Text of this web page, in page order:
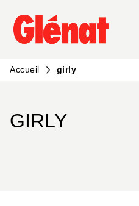
MENU RECHERCHE
PIED DE PAGE
Accueil girly
GIRLY